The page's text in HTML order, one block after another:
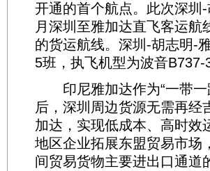
开通的首个航点。此次深圳
月深圳至雅加达直飞客运
的货运航线。深圳-胡志明-
5班，执飞机型为波音B737-
印尼雅加达作为“一带一
后，深圳周边货源无需再
加达，实现低成本、高时效
地区企业拓展东盟贸易市场
间贸易货物主要进出口通道